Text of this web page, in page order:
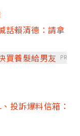
話賴清德：請拿
買養髮給男友
PR
、投訴爆料信箱：